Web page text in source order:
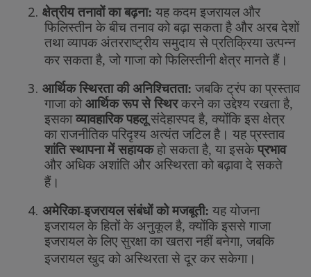
2. क्षेत्रीय तनावों का बढ़ना: यह कदम इजरायल और
फिलिस्तीन के बीच तनाव को बढ़ा सकता है और अरब देशों
तथा व्यापक अंतरराष्ट्रीय समुदाय से प्रतिक्रिया उत्पन्न
कर सकता है, जो गाजा को फिलिस्तीनी क्षेत्र मानते हैं।
3. आर्थिक स्थिरता की अनिश्चितता: जबकि ट्रंप का प्रस्ताव
गाजा को आर्थिक रूप से स्थिर करने का उद्देश्य रखता है,
इसका व्यावहारिक पहलू संदेहास्पद है, क्योंकि इस क्षेत्र
का राजनीतिक परिदृश्य अत्यंत जटिल है। यह प्रस्ताव
शांति स्थापना में सहायक हो सकता है, या इसके प्रभाव
और अधिक अशांति और अस्थिरता को बढ़ावा दे सकते
हैं।
4. अमेरिका-इजरायल संबंधों को मजबूती: यह योजना
इजरायल के हितों के अनुकूल है, क्योंकि इससे गाजा
इजरायल के लिए सुरक्षा का खतरा नहीं बनेगा, जबकि
इजरायल खुद को अस्थिरता से दूर कर सकेगा।